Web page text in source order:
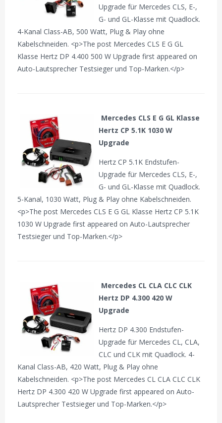
Upgrade für Mercedes CLS, E-,
G- und GL-Klasse mit Quadlock.
4-Kanal Class-AB, 500 Watt, Plug & Play ohne
Kabelschneiden. <p>The post Mercedes CLS E G GL
Klasse Hertz DP 4.400 500 W Upgrade first appeared on
Auto-Lautsprecher Testsieger und Top-Marken.</p>
Mercedes CLS E G GL Klasse
Hertz CP 5.1K 1030 W
Upgrade
Hertz CP 5.1K Endstufen-
Upgrade für Mercedes CLS, E-,
G- und GL-Klasse mit Quadlock.
5-Kanal, 1030 Watt, Plug & Play ohne Kabelschneiden.
<p>The post Mercedes CLS E G GL Klasse Hertz CP 5.1K
1030 W Upgrade first appeared on Auto-Lautsprecher
Testsieger und Top-Marken.</p>
Mercedes CL CLA CLC CLK
Hertz DP 4.300 420 W
Upgrade
Hertz DP 4.300 Endstufen-
Upgrade für Mercedes CL, CLA,
CLC und CLK mit Quadlock. 4-
Kanal Class-AB, 420 Watt, Plug & Play ohne
Kabelschneiden. <p>The post Mercedes CL CLA CLC CLK
Hertz DP 4.300 420 W Upgrade first appeared on Auto-
Lautsprecher Testsieger und Top-Marken.</p>